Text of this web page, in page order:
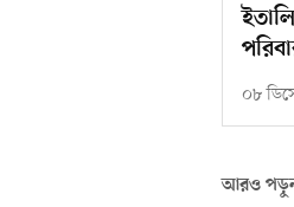
০৮
আরও